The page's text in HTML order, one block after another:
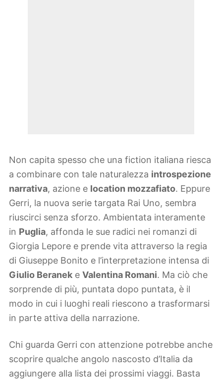
Non capita spesso che una fiction italiana riesca
a combinare con tale naturalezza introspezione
narrativa, azione e location mozzafiato. Eppure
Gerri, la nuova serie targata Rai Uno, sembra
riuscirci senza sforzo. Ambientata interamente
in Puglia, affonda le sue radici nei romanzi di
Giorgia Lepore e prende vita attraverso la regia
di Giuseppe Bonito e l’interpretazione intensa di
Giulio Beranek e Valentina Romani. Ma ciò che
sorprende di più, puntata dopo puntata, è il
modo in cui i luoghi reali riescono a trasformarsi
in parte attiva della narrazione.
Chi guarda Gerri con attenzione potrebbe anche
scoprire qualche angolo nascosto d’Italia da
aggiungere alla lista dei prossimi viaggi. Basta